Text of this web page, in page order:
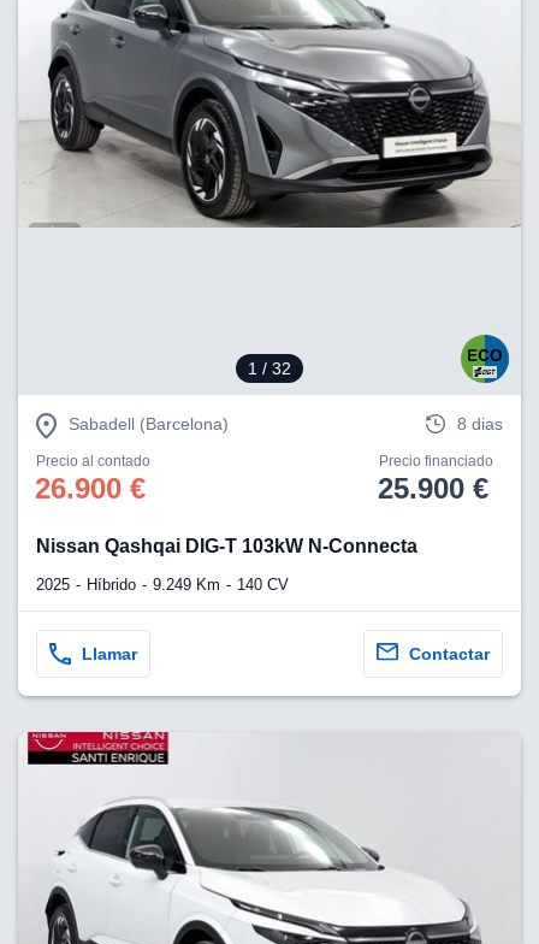
1 / 32
Sabadell (Barcelona) 8 dias
Precio al contado
26.900 €
Precio financiado
25.900 €
Nissan Qashqai DIG-T 103kW N-Connecta
2025 Híbrido 9.249 Km 140 CV
Llamar Contactar